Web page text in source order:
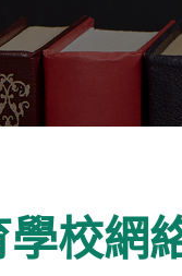
校網